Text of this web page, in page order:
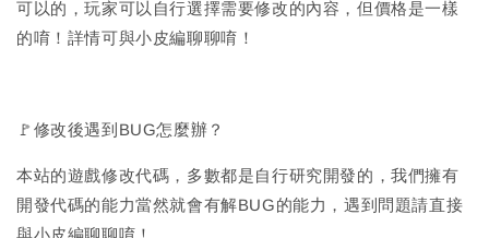
可以的，玩家可以自行選擇需要修改的內容，但價格是一樣
的唷！詳情可與小皮編聊聊唷！
🚩修改後遇到BUG怎麼辦？
本站的遊戲修改代碼，多數都是自行研究開發的，我們擁有
開發代碼的能力當然就會有解BUG的能力，遇到問題請直接
與小皮編聊聊唷！